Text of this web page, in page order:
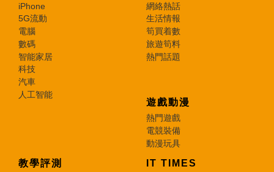
iPhone
5G流動
電腦
數碼
智能家居
科技
汽車
人工智能
網絡熱話
生活情報
筍買着數
旅遊筍料
熱門話題
遊戲動漫
熱門遊戲
電競裝備
動漫玩具
教學評測 IT TIMES